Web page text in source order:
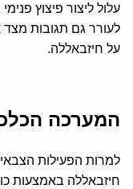
עלול ליצור פיצוץ
לעורר גם תגובות
על חיזבאללה.
המערכה
למרות הפעילות
חיזבאללה באמצעות